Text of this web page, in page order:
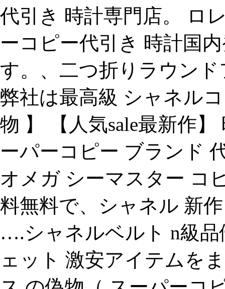
代引き 時計専門店。 ロ
ーコピー代引き 時計国
す。、二つ折りラウン
弊社は最高級 シャネル
物 】 【人気sale最新作
ーパーコピー ブランド
オメガ シーマスター コ
料無料で、シャネル 新
….シャネルベルト n級
ェット 激安アイテムを